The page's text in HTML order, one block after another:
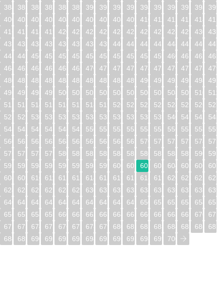
384
385 386 387 388 389 390 391 392 393 394 395 396 397 398
400
401 402 403 404 405 406 407 408 409 410 411 412 413 414
416
417 418 419 420 421 422 423 424 425 426 427 428 429 430
432
433 434 435 436 437 438 439 440 441 442 443 444 445 446
448
449 450 451 452 453 454 455 456 457 458 459 460 461 462
464
465 466 467 468 469 470 471 472 473 474 475 476 477 478
480
481 482 483 484 485 486 487 488 489 490 491 492 493 494
496
497 498 499 500 501 502 503 504 505 506 507 508 509 510
512
513 514 515 516 517 518 519 520 521 522 523 524 525 526
528
529 530 531 532 533 534 535 536 537 538 539 540 541 542
544
545 546 547 548 549 550 551 552 553 554 555 556 557 558
560
561 562 563 564 565 566 567 568 569 570 571 572 573 574
576
577 578 579 580 581 582 583 584 585 586 587 588 589 590
592
593 594 595 596 597 598 599 600 601 602 603 604 605 606
608
609 610 611 612 613 614 615 616 617 618 619 620 621 622
624
625 626 627 628 629 630 631 632 633 634 635 636 637 638
640
641 642 643 644 645 646 647 648 649 650 651 652 653 654
656
657 658 659 660 661 662 663 664 665 666 667 668 669 670
672
673 674 675 676 677 678 679 680 681 682 683 684 685 686
688
689 690 691 692 693 694 695 696 697 698 699 700